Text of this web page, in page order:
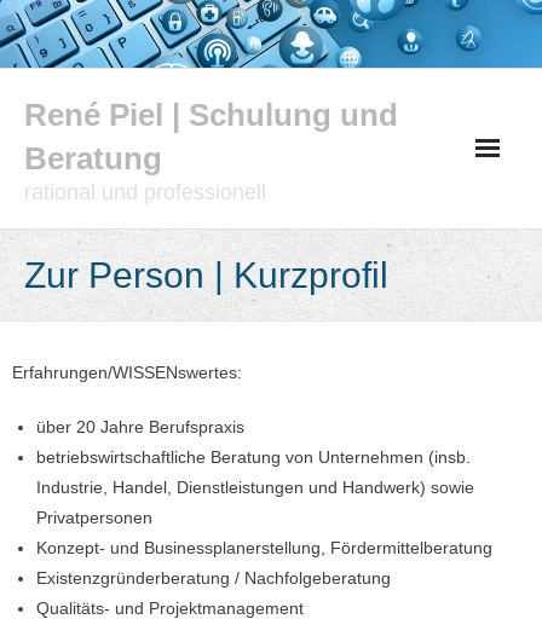
Skip
to
content
René Piel | Schulung und
Beratung
rational und professionell
Zur Person | Kurzprofil
Erfahrungen/WISSENswertes:
über 20 Jahre Berufspraxis
betriebswirtschaftliche Beratung von Unternehmen (insb.
Industrie, Handel, Dienstleistungen und Handwerk) sowie
Privatpersonen
Konzept- und Businessplanerstellung, Fördermittelberatung
Existenzgründerberatung / Nachfolgeberatung
Qualitäts- und Projektmanagement